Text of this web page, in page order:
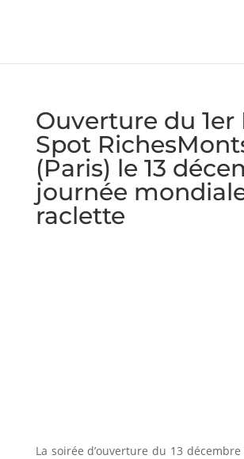
Ouverture du 1er
Spot
(Paris) le 13
journée
raclette
La soirée d’ouverture du 13